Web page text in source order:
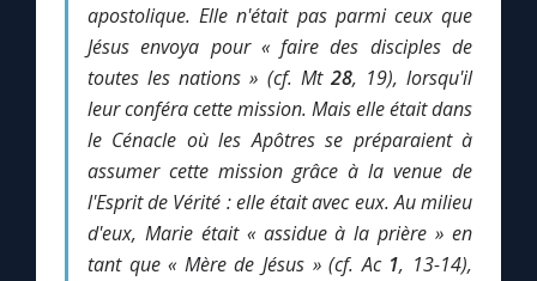
apostolique. Elle n'était pas parmi ceux que
Jésus envoya pour « faire des disciples de
toutes les nations » (cf. Mt 28, 19), lorsqu'il
leur conféra cette mission. Mais elle était dans
le Cénacle où les Apôtres se préparaient à
assumer cette mission grâce à la venue de
l'Esprit de Vérité : elle était avec eux. Au milieu
d'eux, Marie était « assidue à la prière » en
tant que « Mère de Jésus » (cf. Ac 1, 13-14),